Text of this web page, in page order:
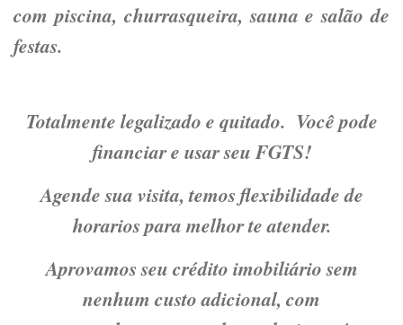
com piscina, churrasqueira, sauna e salão de
festas.
Totalmente legalizado e quitado. Você pode
financiar e usar seu FGTS!
Agende sua visita, temos flexibilidade de
horarios para melhor te atender.
Aprovamos seu crédito imobiliário sem
nenhum custo adicional, com